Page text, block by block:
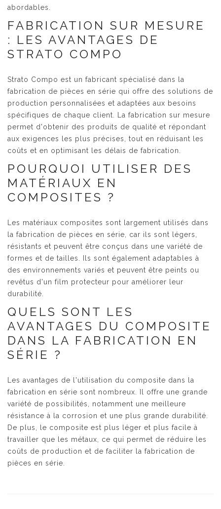
abordables.
FABRICATION SUR MESURE
: LES AVANTAGES DE
STRATO COMPO
Strato Compo est un fabricant spécialisé dans la
fabrication de pièces en série qui offre des solutions de
production personnalisées et adaptées aux besoins
spécifiques de chaque client. La fabrication sur mesure
permet d'obtenir des produits de qualité et répondant
aux exigences les plus précises, tout en réduisant les
coûts et en optimisant les délais de fabrication.
POURQUOI UTILISER DES
MATÉRIAUX EN
COMPOSITES ?
Les matériaux composites sont largement utilisés dans
la fabrication de pièces en série, car ils sont légers,
résistants et peuvent être conçus dans une variété de
formes et de tailles. Ils sont également adaptables à
des environnements variés et peuvent être peints ou
revêtus d'un film protecteur pour améliorer leur
durabilité.
QUELS SONT LES
AVANTAGES DU COMPOSITE
DANS LA FABRICATION EN
SÉRIE ?
Les avantages de l'utilisation du composite dans la
fabrication en série sont nombreux. Il offre une grande
variété de possibilités, notamment une meilleure
résistance à la corrosion et une plus grande durabilité.
De plus, le composite est plus léger et plus facile à
travailler que les métaux, ce qui permet de réduire les
coûts de production et de faciliter la fabrication de
pièces en série.